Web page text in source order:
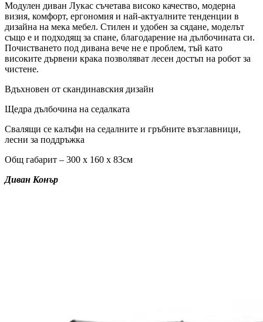
Модулен диван Лукас съчетава високо качество, модерна
визия, комфорт, ергономия и най-актуалните тенденции в
дизайна на мека мебел. Стилен и удобен за сядане, моделът
също е и подходящ за спане, благодарение на дълбочината си.
Почистването под дивана вече не е проблем, тъй като
високите дървени крака позволяват лесен достъп на робот за
чистене.
Вдъхновен от скандинавския дизайн
Щедра дълбочина на седалката
Свалящи се калъфи на седалните и гръбните възглавници,
лесни за поддръжка
Общ габарит – 300 х 160 х 83см
Диван Конър